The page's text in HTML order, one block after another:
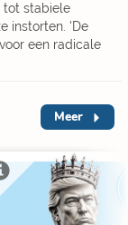
tot stabiele
instorten. 'De
een radicale
Meer